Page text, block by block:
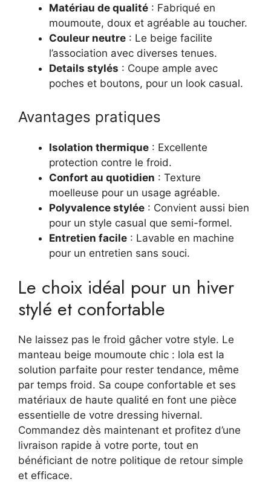
Matériau de qualité : Fabriqué en
moumoute, doux et agréable au toucher.
Couleur neutre : Le beige facilite
l’association avec diverses tenues.
Details stylés : Coupe ample avec
poches et boutons, pour un look casual.
Avantages pratiques
Isolation thermique : Excellente
protection contre le froid.
Confort au quotidien : Texture
moelleuse pour un usage agréable.
Polyvalence stylée : Convient aussi bien
pour un style casual que semi-formel.
Entretien facile : Lavable en machine
pour un entretien sans souci.
Le choix idéal pour un hiver
stylé et confortable
Ne laissez pas le froid gâcher votre style. Le
manteau beige moumoute chic : lola est la
solution parfaite pour rester tendance, même
par temps froid. Sa coupe confortable et ses
matériaux de haute qualité en font une pièce
essentielle de votre dressing hivernal.
Commandez dès maintenant et profitez d’une
livraison rapide à votre porte, tout en
bénéficiant de notre politique de retour simple
et efficace.